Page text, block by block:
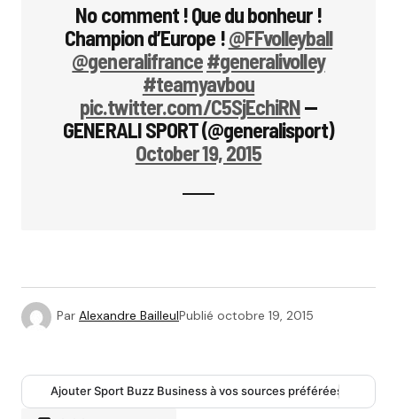
No comment ! Que du bonheur !
Champion d’Europe !@FFvolleyball
@generalifrance#generalivolley
#teamyavbou
pic.twitter.com/C5SjEchiRN—
GENERALI SPORT (@generalisport)
October 19, 2015
Par Alexandre BailleulPublié octobre 19, 2015
Ajouter Sport Buzz Business à vos sources préférées